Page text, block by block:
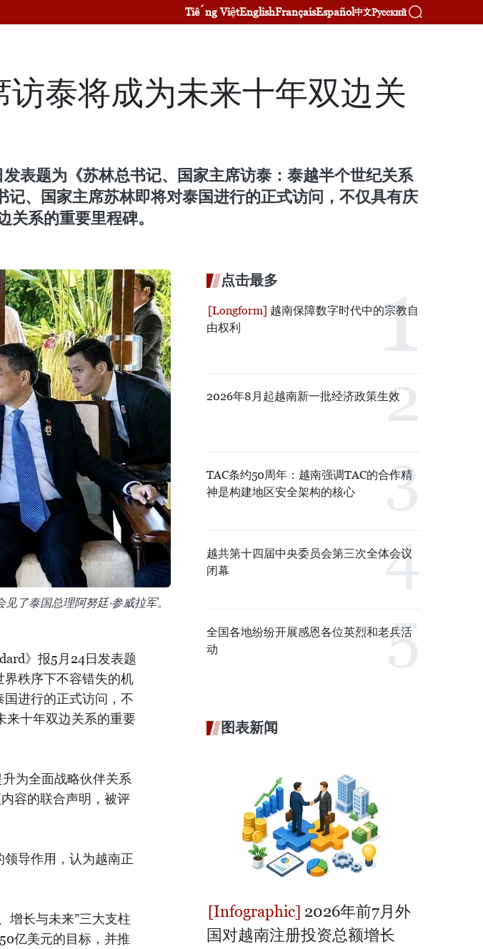
Tiếng ViệtEnglishFrançaisEspañol中文Русский
泰将成为未来十年双边关
表题为《苏林总书记、国家主席访泰：泰越半个世纪关系
、国家主席苏林即将对泰国进行的正式访问，不仅具有庆
系的重要里程碑。
了泰国总理阿努廷·参威拉军。
》报5月24日发表题
秩序下不容错失的机
进行的正式访问，不
来十年双边关系的重要
为全面战略伙伴关系
容的联合声明，被评
导作用，认为越南正
增长与未来”三大支柱
亿美元的目标，并推
点击最多
越南保障数字时代中的宗教自
由权利
2026年8月起越南新一批经济政策生效
TAC条约50周年：越南强调TAC的合作精
神是构建地区安全架构的核心
越共第十四届中央委员会第三次全体会议
闭幕
全国各地纷纷开展感恩各位英烈和老兵活
动
图表新闻
2026年前7月外
国对越南注册投资总额增长